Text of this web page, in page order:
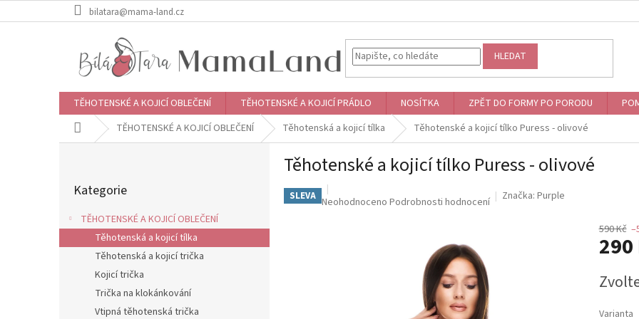
na
bilatara@mama-land.cz
HLEDAT
TĚHOTENSKÉ A KOJICÍ OBLEČENÍ TĚHOTENSKÉ A KOJICÍ PRÁDLO NOSÍTKA ZPĚT DO FORMY PO PORODU
Domů TĚHOTENSKÉ A KOJICÍ OBLEČENÍ Těhotenská a kojicí tílka Těhotenské a kojicí tílko Puress - olivové
a
n
kategorie
Kategorie
TĚHOTENSKÉ A KOJICÍ OBLEČENÍ
Těhotenská a kojicí tílka
Těhotenská a kojicí trička
Kojicí trička
Trička na klokánkování
Vtipná těhotenská trička
Těhotenské a kojicí tílko Puress - olivové
SLEVA Průměrné
Neohodnoceno Podrobnosti hodnocení Značka: Purple
590 Kč
290
cena:
Varianta